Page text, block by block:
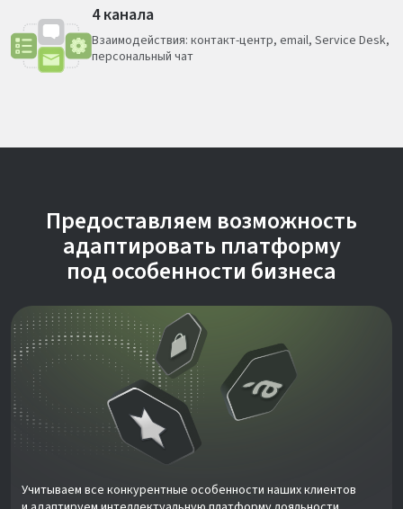
4 канала
Взаимодействия: контакт-центр, email, Service Desk,
персональный чат
Предоставляем возможность
адаптировать платформу
под особенности бизнеса
Учитываем все конкурентные особенности наших клиентов